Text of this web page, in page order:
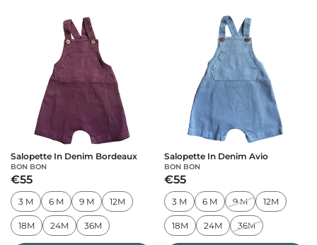
Salopette In Denim Bordeaux
BON BON
€55
3 M 6 M 9 M 12M
18M 24M 36M
Salopette In Denim Avio
BON BON
€55
3 M 6 M 9 M 12M
18M 24M 36M